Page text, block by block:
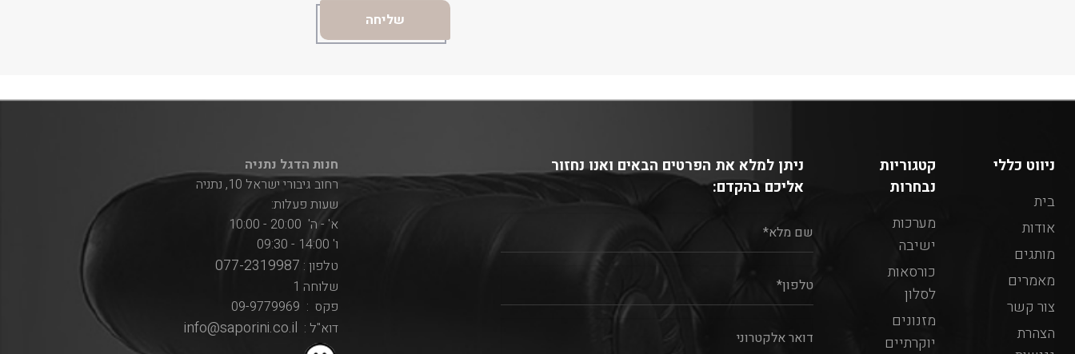
ניווט כללי
בית
אודות
מותגים
מאמרים
צור קשר
הצהרת
קטגוריות
נבחרות
מערכות
ישיבה
כורסאות
לסלון
מזנונים
יוקרתיים
ניתן למלא את הפרטים הבאים ואנו נחזור
אליכם בהקדם:
חנות הדגל נתניה
רחוב גיבורי ישראל 10, נתניה
שעות פעלות:
א' - ה' 20:00 - 10:00
ו' 14:00 - 09:30
טלפון : 077-2319987
שלוחה 1
פקס : 09-9779969
דוא"ל : info@saporini.co.il